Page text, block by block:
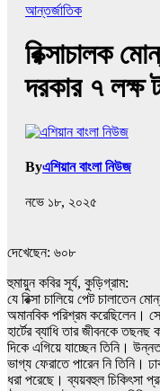
আন্তর্জাতিক
রিক্সাচালক
দরকার ৭ লক্ষ
Byএশিয়ান বাংলা নিউজ
নভে ১৮, ২০২৫
দেখেছেন: ৬০৮
হুমায়ুন কবির সূর্য, কুড়িগ্রাম:
যে রিক্সা চালিয়ে পেট চালাতেন
অমানবিক পরিশ্রম করেছিলেন।
হার্টের ব্যাধি তার জীবনকে
দিকে এগিয়ে যাচ্ছেন তিনি। উন্নত
ভাগ্য ফেরাতে পারেন নি তিনি।
ধরা পরেছে। ব্যয়বহুল চিকিৎসা